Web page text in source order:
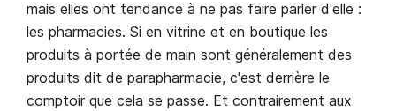
mais elles ont tendance à ne pas faire parler d'elle :
les pharmacies. Si en vitrine et en boutique les
produits à portée de main sont généralement des
produits dit de parapharmacie, c'est derrière le
comptoir que cela se passe. Et contrairement aux